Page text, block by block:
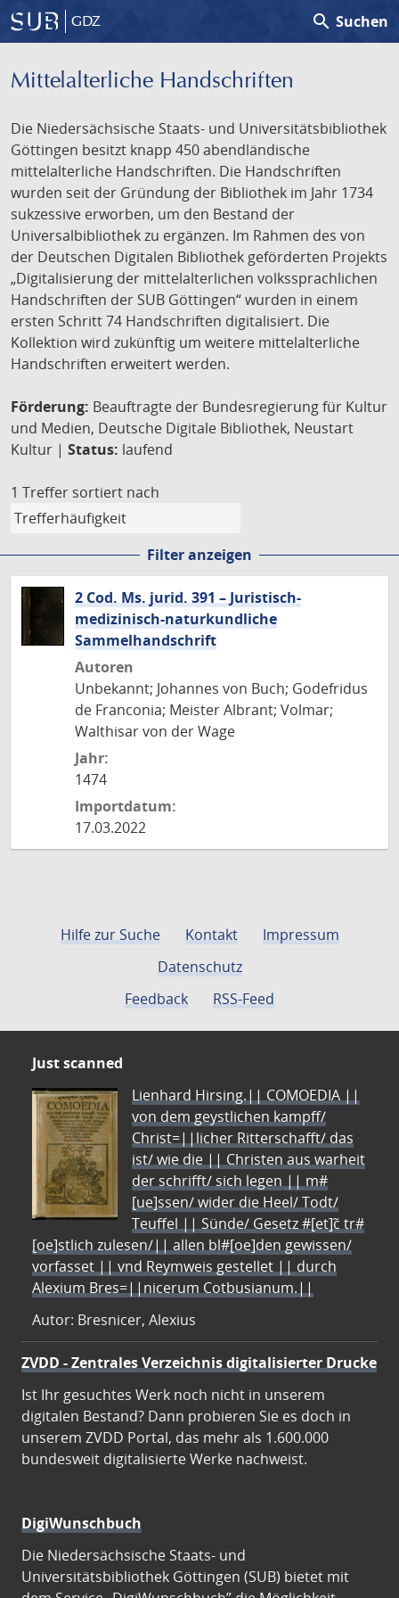
GDZ search Suchen
Mittelalterliche Handschriften
Die Niedersächsische Staats- und Universitätsbibliothek
Göttingen besitzt knapp 450 abendländische
mittelalterliche Handschriften. Die Handschriften
wurden seit der Gründung der Bibliothek im Jahr 1734
sukzessive erworben, um den Bestand der
Universalbibliothek zu ergänzen. Im Rahmen des von
der Deutschen Digitalen Bibliothek geförderten Projekts
„Digitalisierung der mittelalterlichen volkssprachlichen
Handschriften der SUB Göttingen“ wurden in einem
ersten Schritt 74 Handschriften digitalisiert. Die
Kollektion wird zukünftig um weitere mittelalterliche
Handschriften erweitert werden.
Förderung: Beauftragte der Bundesregierung für Kultur
und Medien, Deutsche Digitale Bibliothek, Neustart
Kultur | Status: laufend
1 Treffer sortiert nach
Filter anzeigen
2 Cod. Ms. jurid. 391 – Juristisch-
medizinisch-naturkundliche
Sammelhandschrift
Autoren
Unbekannt; Johannes von Buch; Godefridus
de Franconia; Meister Albrant; Volmar;
Walthisar von der Wage
Jahr:
1474
Importdatum:
17.03.2022
Hilfe zur Suche Kontakt
Impressum
Datenschutz
Feedback
RSS-Feed
Just scanned
Lienhard Hirsing.|| COMOEDIA ||
von dem geystlichen kampff/
Christ=||licher Ritterschafft/ das
ist/ wie die || Christen aus warheit
der schrifft/ sich legen || m#
[ue]ssen/ wider die Heel/ Todt/
Teuffel || Sünde/ Gesetz #[et]c̃ tr#
[oe]stlich zulesen/|| allen bl#[oe]den gewissen/
vorfasset || vnd Reymweis gestellet || durch
Alexium Bres=||nicerum Cotbusianum.||
Autor: Bresnicer, Alexius
ZVDD - Zentrales Verzeichnis digitalisierter Drucke
Ist Ihr gesuchtes Werk noch nicht in unserem
digitalen Bestand? Dann probieren Sie es doch in
unserem ZVDD Portal, das mehr als 1.600.000
bundesweit digitalisierte Werke nachweist.
DigiWunschbuch
Die Niedersächsische Staats- und
Universitätsbibliothek Göttingen (SUB) bietet mit